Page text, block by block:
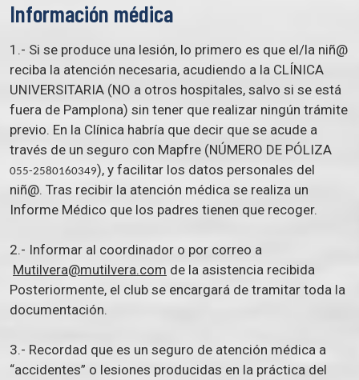
Información médica
1.- Si se produce una lesión, lo primero es que el/la niñ@
reciba la atención necesaria, acudiendo a la CLÍNICA
UNIVERSITARIA (NO a otros hospitales, salvo si se está
fuera de Pamplona) sin tener que realizar ningún trámite
previo. En la Clínica habría que decir que se acude a
través de un seguro con Mapfre (NÚMERO DE PÓLIZA
055-2580160349), y facilitar los datos personales del
niñ@. Tras recibir la atención médica se realiza un
Informe Médico que los padres tienen que recoger.
2.- Informar al coordinador o por correo a
Mutilvera@mutilvera.com de la asistencia recibida
Posteriormente, el club se encargará de tramitar toda la
documentación.
3.- Recordad que es un seguro de atención médica a
“accidentes” o lesiones producidas en la práctica del